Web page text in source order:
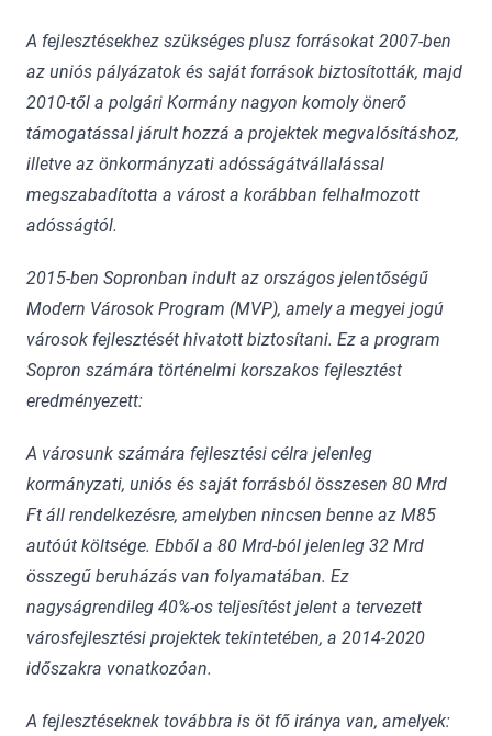
A fejlesztésekhez szükséges plusz forrásokat 2007-ben
az uniós pályázatok és saját források biztosították, majd
2010-től a polgári Kormány nagyon komoly önerő
támogatással járult hozzá a projektek megvalósításhoz,
illetve az önkormányzati adósságátvállalással
megszabadította a várost a korábban felhalmozott
adósságtól.
2015-ben Sopronban indult az országos jelentőségű
Modern Városok Program (MVP), amely a megyei jogú
városok fejlesztését hivatott biztosítani. Ez a program
Sopron számára történelmi korszakos fejlesztést
eredményezett:
A városunk számára fejlesztési célra jelenleg
kormányzati, uniós és saját forrásból összesen 80 Mrd
Ft áll rendelkezésre, amelyben nincsen benne az M85
autóút költsége. Ebből a 80 Mrd-ból jelenleg 32 Mrd
összegű beruházás van folyamatában. Ez
nagyságrendileg 40%-os teljesítést jelent a tervezett
városfejlesztési projektek tekintetében, a 2014-2020
időszakra vonatkozóan.
A fejlesztéseknek továbbra is öt fő iránya van, amelyek: